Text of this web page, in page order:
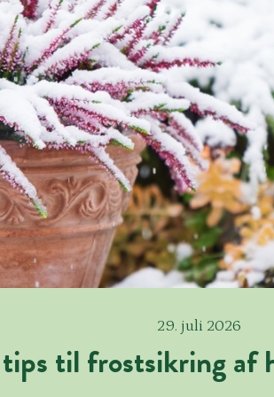
29. juli 2026
til frostsikring af